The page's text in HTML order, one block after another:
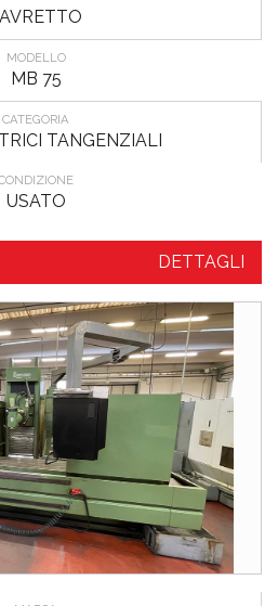
MODELLO
MB 75
CATEGORIA
TANGENZIALI
USATO
DETTAGLI